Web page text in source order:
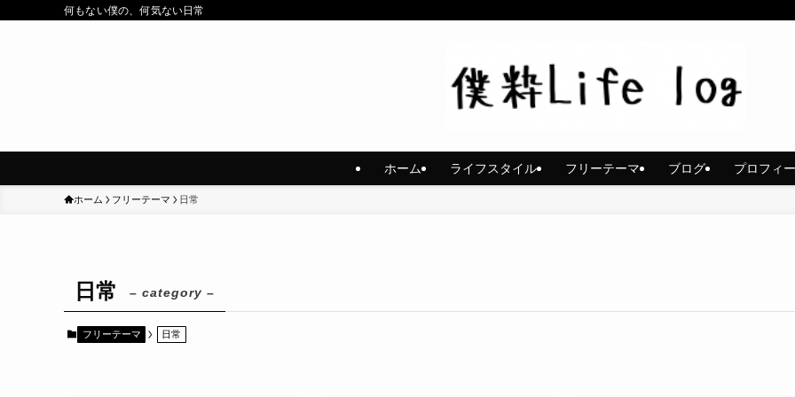
何もない僕の、何気ない日常
ホーム ライフスタイル フリーテーマ ブログ プロフィ
ホーム フリーテーマ 日常
日常 – category –
フリーテーマ 日常